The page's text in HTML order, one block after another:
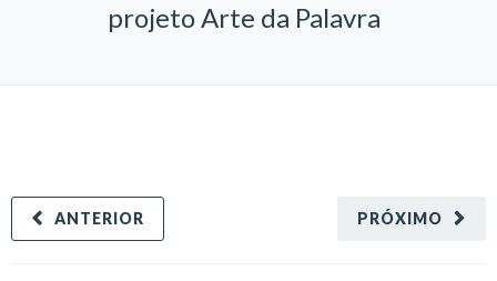
projeto Arte da Palavra
PRÓXIMO
ANTERIOR